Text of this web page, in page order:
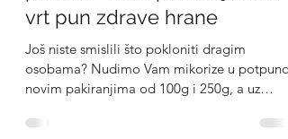
1. pro 2021.
1 min čitanja
Ovog Božića pokloni najbolji
poklon - dom pun cvijeća ili
vrt pun zdrave hrane
Još niste smislili što pokloniti dragim